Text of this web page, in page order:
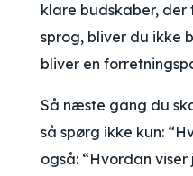
klare budskaber, der
sprog, bliver du ikke
bliver en
Så næste gang du
så spørg ikke kun:
også: “Hvordan